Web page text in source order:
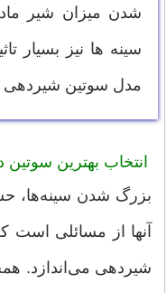
شدن میزان شیر
سینه ها نیز بسیار
مدل سوتین شیردهی
انتخاب بهترین
بزرگ شدن سینه‌ها،
آنها از مسائلی است
شیردهی می‌اندازد.